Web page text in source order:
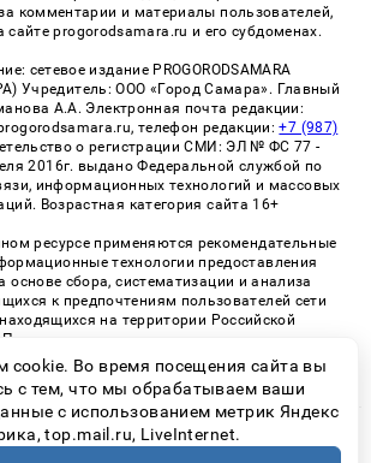
комментарии и материалы пользователей,
progorodsamara.ru и его субдоменах.
сетевое издание PROGORODSAMARA
Учредитель: ООО «Город Самара». Главный
А.А. Электронная почта редакции:
телефон редакции:+7 (987)
о регистрации СМИ: ЭЛ № ФС 77 -
2016г. выдано Федеральной службой по
информационных технологий и массовых
Возрастная категория сайта 16+
ресурсе применяются рекомендательные
технологии предоставления
сбора, систематизации и анализа
к предпочтениям пользователей сети
на территории Российской
применения рекомендательных
рекламно-обменной сети
«СМИ2» (PDF)
| Все права защищены
cookie. Во время посещения сайта вы
с тем, что мы обрабатываем ваши
с использованием метрик Яндекс
top.mail.ru, LiveInternet.